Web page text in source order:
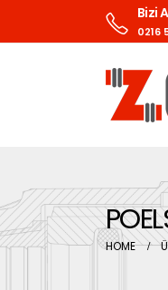
Bizi
0216
HOME